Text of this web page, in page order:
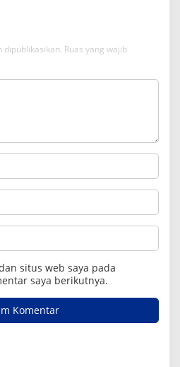
dipublikasikan. Ruas yang wajib
situs web saya pada
saya berikutnya.